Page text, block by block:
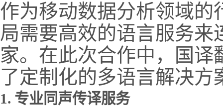
作为移动数据分析领域的
局需要高效的语言服务
家。在此次合作中，国
了定制化的多语言解决方
1. 专业同声传译服务